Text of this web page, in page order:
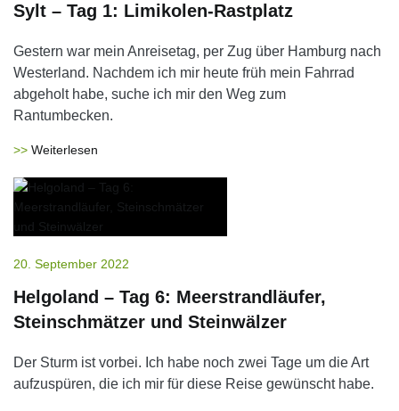
Sylt – Tag 1: Limikolen-Rastplatz
Gestern war mein Anreisetag, per Zug über Hamburg nach
Westerland. Nachdem ich mir heute früh mein Fahrrad
abgeholt habe, suche ich mir den Weg zum
Rantumbecken.
Weiterlesen
20. September 2022
Helgoland – Tag 6: Meerstrandläufer,
Steinschmätzer und Steinwälzer
Der Sturm ist vorbei. Ich habe noch zwei Tage um die Art
aufzuspüren, die ich mir für diese Reise gewünscht habe.